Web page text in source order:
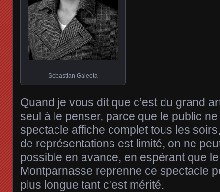
Sebastian Galeota
Quand je vous dit que c’est du grand
seul à le penser, parce que le public ne
spectacle affiche complet tous les
de représentations est limité, on ne
possible en avance, en espérant que
Montparnasse reprenne ce spectacle
plus longue tant c’est mérité.